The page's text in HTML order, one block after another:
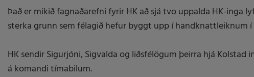
Það er mikið fagnaðarefni fyrir HK að sjá tvo uppalda HK-inga
sterka grunn sem félagið hefur byggt upp í handknattleiknum
HK sendir Sigurjóni, Sigvalda og liðsfélögum þeirra hjá
á komandi tímabilum.